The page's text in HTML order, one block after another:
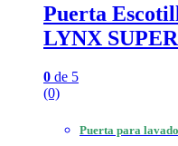
Puerta
LYNX
0 de 5
(0)
Puerta para